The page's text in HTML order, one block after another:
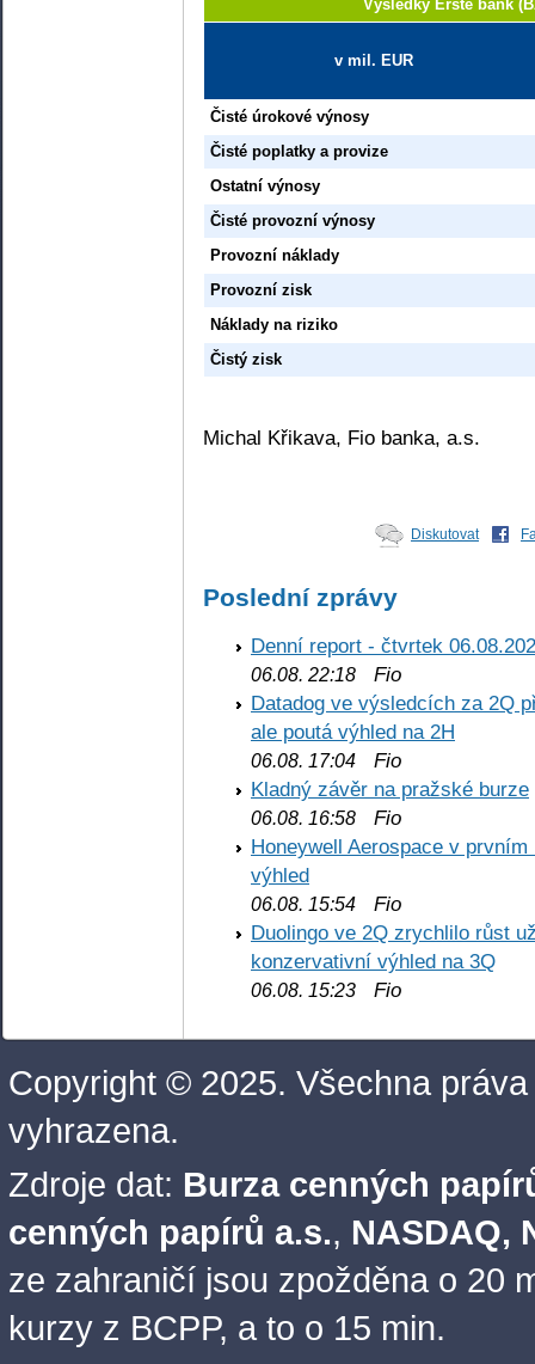
Výsledky Erste bank
v mil. EUR
Čisté úrokové výnosy
Čisté poplatky a provize
Ostatní výnosy
Čisté provozní výnosy
Provozní náklady
Provozní zisk
Náklady na riziko
Čistý zisk
Michal Křikava, Fio banka, a.s.
Diskutovat
Poslední zprávy
Denní report - čtvrtek
06.08. 22:18 Fio
Datadog ve výsledcích za 2Q
ale poutá výhled na 2H
06.08. 17:04 Fio
Kladný závěr na pražské burze
06.08. 16:58 Fio
Honeywell Aerospace v
výhled
06.08. 15:54 Fio
Duolingo ve 2Q zrychlilo růst
konzervativní výhled na 3Q
06.08. 15:23 Fio
Copyright © 2025. Všechna práva
vyhrazena.
Zdroje dat: Burza cenných
cenných papírů a.s., NASDAQ,
ze zahraničí jsou zpožděna o 20
kurzy z BCPP, a to o 15 min.